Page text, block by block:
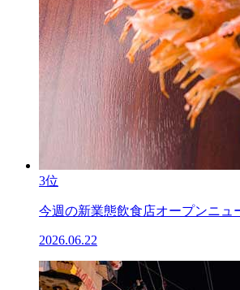
3位
今週の新業態飲食店オープンニュ
2026.06.22